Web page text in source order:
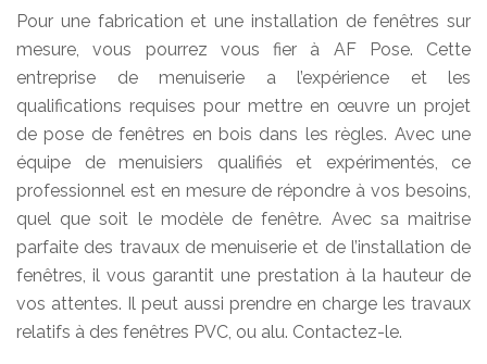
Pour une fabrication et une installation de fenêtres sur
mesure, vous pourrez vous fier à AF Pose. Cette
entreprise de menuiserie a l’expérience et les
qualifications requises pour mettre en œuvre un projet
de pose de fenêtres en bois dans les règles. Avec une
équipe de menuisiers qualifiés et expérimentés, ce
professionnel est en mesure de répondre à vos besoins,
quel que soit le modèle de fenêtre. Avec sa maitrise
parfaite des travaux de menuiserie et de l’installation de
fenêtres, il vous garantit une prestation à la hauteur de
vos attentes. Il peut aussi prendre en charge les travaux
relatifs à des fenêtres PVC, ou alu. Contactez-le.